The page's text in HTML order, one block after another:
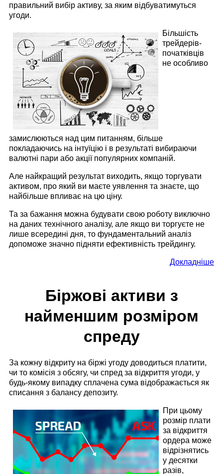
правильний вибір активу, за яким відбуватимуться
угоди.
Більшість
трейдерів-
початківців
не особливо
замислюються над цим питанням, більше
покладаючись на інтуїцію і в результаті вибираючи
валютні пари або акції популярних компаній.
Але найкращий результат виходить, якщо торгувати
активом, про який ви маєте уявлення та знаєте, що
найбільше впливає на цю ціну.
Та за бажання можна будувати свою роботу виключно
на даних технічного аналізу, але якщо ви торгуєте не
лише всередині дня, то фундаментальний аналіз
допоможе значно підняти ефективність трейдингу.
Докладніше
Біржові активи з
найменшим розміром
спреду
За кожну відкриту на біржі угоду доводиться платити,
чи то комісія з обсягу, чи спред за відкриття угоди, у
будь-якому випадку сплачена сума відображається як
списання з балансу депозиту.
При цьому
розмір плати
за відкриття
ордера може
відрізнятись
у десятки
разів,